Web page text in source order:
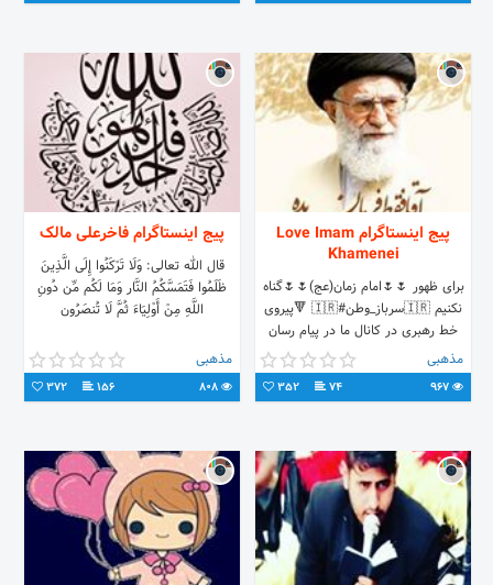
پیج اینستاگرام Love Imam
Khamenei
برای ظهور 🌷🌷امام زمان(عج)🌷🌷گناه
نکنیم 🇮🇷سرباز_وطن#🇮🇷 🔻پیروی
خط رهبری در کانال ما در پیام رسان
سروش عضو شوید
مذهبی
74
352
پیج اینستاگرام فاخرعلی مالک
قال الله تعالی: وَلَا تَرْكَنُوا إِلَى الَّذِينَ
ظَلَمُوا فَتَمَسَّكُمُ النَّار وَمَا لَكُم مِّن دُونِ
اللَّهِ مِنْ أَوْلِيَاءَ ثُمَّ لَا تُنصَرُون
مذهبی
156
372